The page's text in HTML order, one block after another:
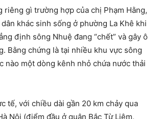
riêng gì trường hợp của chị Phạm Hằng,
khác sinh sống ở phường La Khê khi
định sông Nhuệ đang “chết” và gây ô
Bằng chứng là tại nhiều khu vực sông
nào một dòng kênh nhỏ chứa nước thải
tế, với chiều dài gần 20 km chảy qua
Nội (điểm đầu ở quận Bắc Từ Liêm,